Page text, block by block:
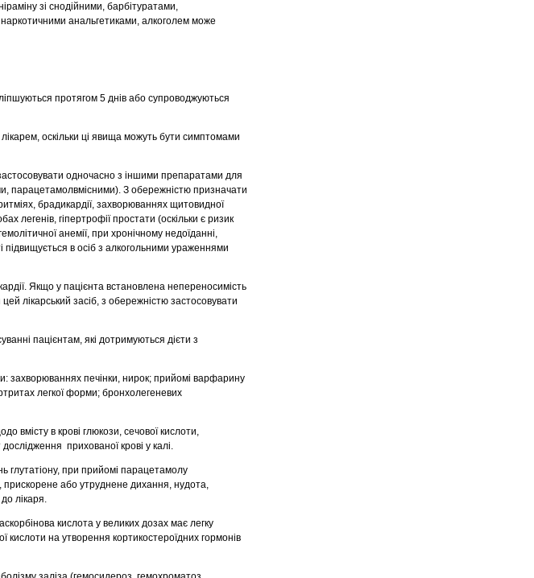
зі снодійними, барбітуратами,
анальгетиками, алкоголем може
протягом 5 днів або супроводжуються
оскільки ці явища можуть бути симптомами
одночасно з іншими препаратами для
парацетамолвмісними). З обережністю призначати
брадикардії, захворюваннях щитовидної
легенів, гіпертрофії простати (оскільки є ризик
анемії, при хронічному недоїданні,
підвищується в осіб з алкогольними ураженнями
Якщо у пацієнта встановлена непереносимість
лікарський засіб, з обережністю застосовувати
пацієнтам, які дотримуються дієти з
захворюваннях печінки, нирок; прийомі варфарину
легкої форми; бронхолегеневих
вмісту в крові глюкози, сечової кислоти,
прихованої крові у калі.
глутатіону, при прийомі парацетамолу
прискорене або утруднене дихання, нудота,
лікаря.
кислота у великих дозах має легку
кислоти на утворення кортикостероїдних гормонів